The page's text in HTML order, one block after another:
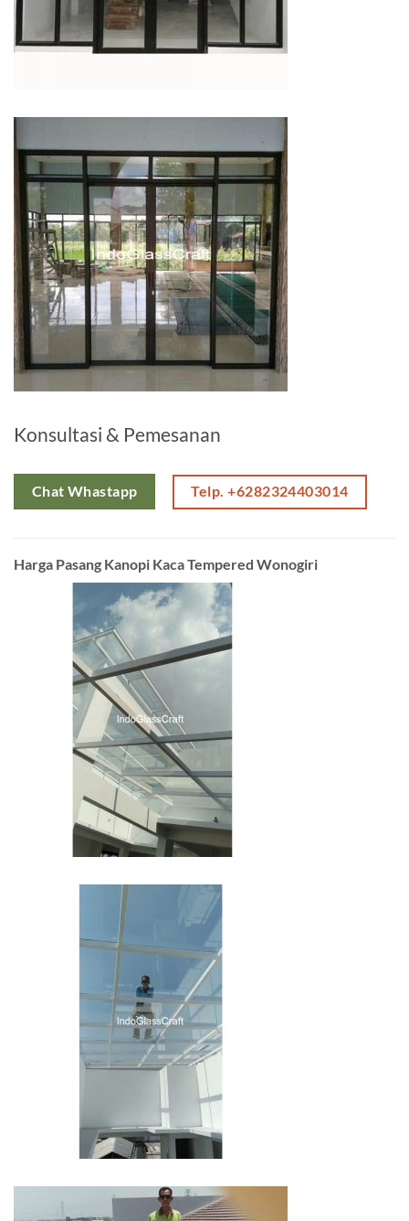
Konsultasi & Pemesanan
Chat Whastapp Telp. +6282324403014
Harga Pasang Kanopi Kaca Tempered Wonogiri